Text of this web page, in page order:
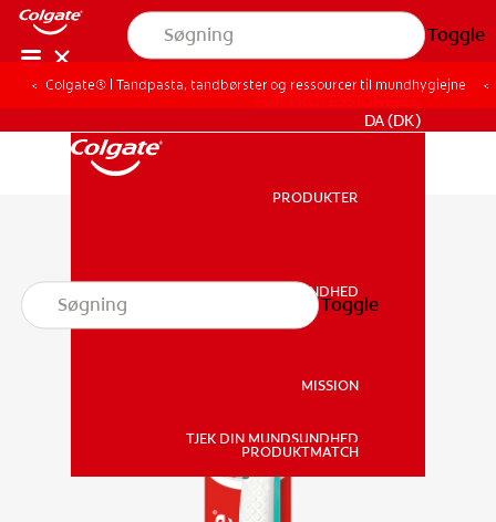
Toggle
MUNDSUNDHED
DA (DK)
PRODUKTER
MUNDSUNDHED
MISSION
TJEK DIN MUNDSUNDHED
PRODUKTMATCH
Toggle
Colgate® | Tandpasta, tandbørster og ressourcer til mundhygiejne